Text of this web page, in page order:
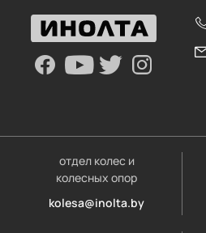
отдел колес и
колесных опор
kolesa@inolta.by